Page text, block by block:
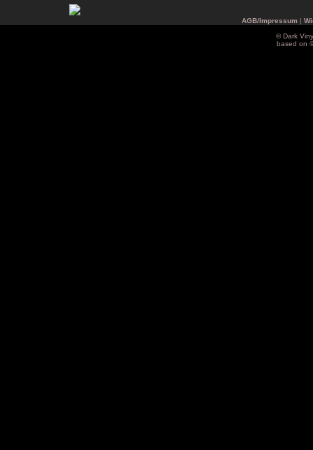
AGB/Impressum|
© Dark
based on